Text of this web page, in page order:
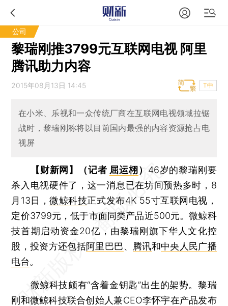
公司
黎瑞刚推3799元互联网电视 阿里
腾讯助力内容
2015年08月13日 14:45 T中
在小米、乐视和一众传统厂商在互联网电视领域拉锯
战时，黎瑞刚称将以目前国内最强的内容资源抢占电
视屏
【财新网】（记者 屈运栩 ） 46岁的黎瑞刚要
杀入电视硬件了，这一消息已在坊间预热多时，8
月13日，微鲸科技正式发布4K 55寸互联网电视，
定价3799元，低于市面同类产品近500元。微鲸科
技首期启动资金20亿，由黎瑞刚旗下华人文化控
股，投资方还包括阿里巴巴、 腾讯和中央人民广播
电台。
微鲸科技颇有“含着金钥匙”出生的架势。黎瑞
刚和微鲸科技联合创始人兼CEO李怀宇在产品发布